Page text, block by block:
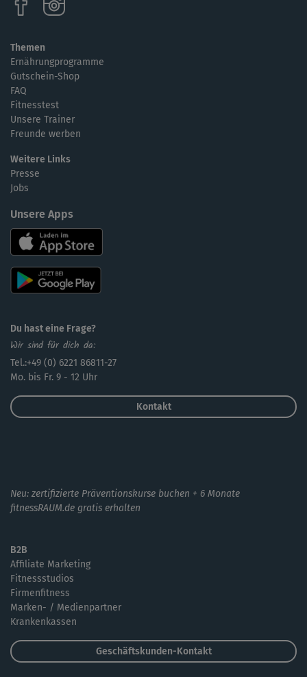
Themen
Ernährungprogramme
Gutschein-Shop
FAQ
Fitnesstest
Unsere Trainer
Freunde werben
Weitere Links
Presse
Jobs
Unsere Apps
Du hast eine Frage?
Wir sind für dich da:
Tel.:+49 (0) 6221 86811-27
Mo. bis Fr. 9 - 12 Uhr
Kontakt
Neu: zertifizierte Präventionskurse buchen + 6 Monate
fitnessRAUM.de gratis erhalten
B2B
Affiliate Marketing
Fitnessstudios
Firmenfitness
Marken- / Medienpartner
Krankenkassen
Geschäftskunden-Kontakt